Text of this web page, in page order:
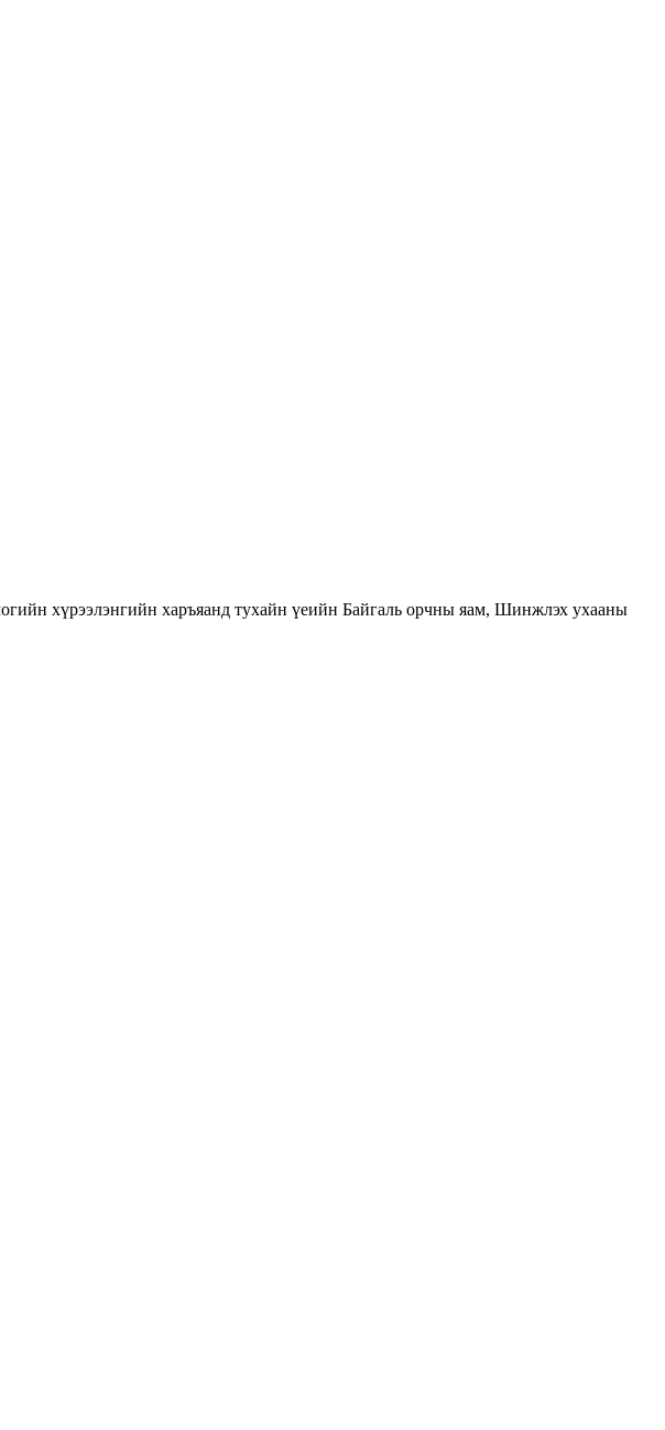
хүрээлэнгийн харъяанд тухайн үеийн Байгаль орчны яам, Шинжлэх ухааны